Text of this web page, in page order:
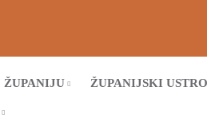
ŽUPANIJU ŽUPANIJSKI